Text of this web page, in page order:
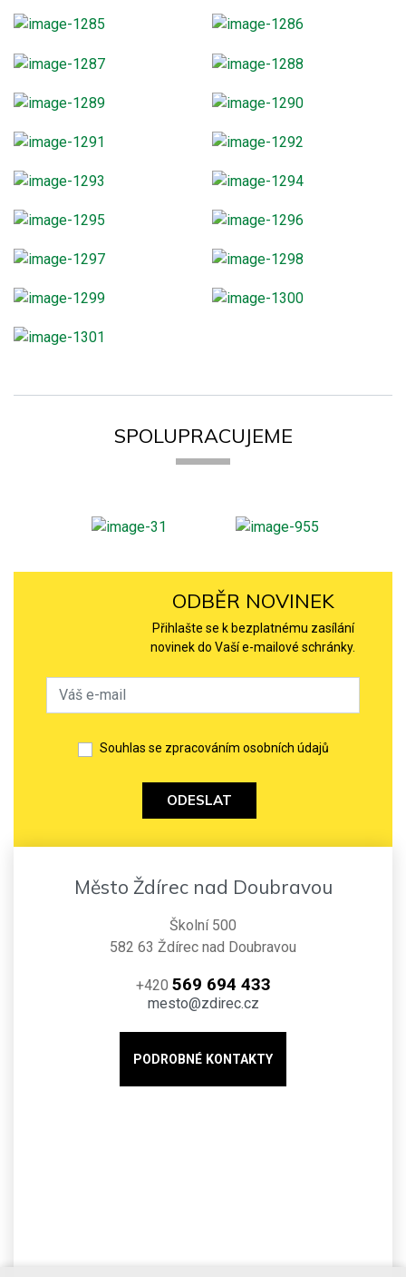
SPOLUPRACUJEME
ODBĚR NOVINEK
Přihlašte se k bezplatnému zasílání
novinek do Vaší e-mailové schránky.
Souhlas se zpracováním osobních údajů
ODESLAT
Město Ždírec nad Doubravou
Školní 500
582 63 Ždírec nad Doubravou
+420 569 694 433
mesto@zdirec.cz
PODROBNÉ KONTAKTY